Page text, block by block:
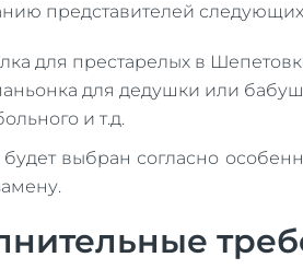
представителей следующих
для престарелых в
для дедушки или
и т.д.
будет выбран согласно